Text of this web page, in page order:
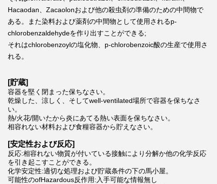
Hacaodan、Zacaolonおよび他の殺虫剤の準備のための中間物で
ある。また染料および薬剤の中間物として使用されるp-
chlorobenzaldehydeを作り出すことができる;
それはchlorobenzoylの塩化物、p-chlorobenzoic酸の生産で使用さ
れる。
[貯蔵]
容器を堅く閉まった保ちなさい。
乾燥した、涼しく、そしてwell-ventilated場所で容器を保ちなさ
い。
熱/火花/開いたから炎にあてる熱い表面を保ちなさい。
相容れない材料および食糧容器から貯えなさい。
[安定性および反応]
反応:相容れない物質が付いている接触により分解か他の化学反応
を引き起こすことができる。
化学安定性:適切な処理および貯蔵条件の下の馬小屋。
可能性のofHazardous反作用:入手可能な情報無し